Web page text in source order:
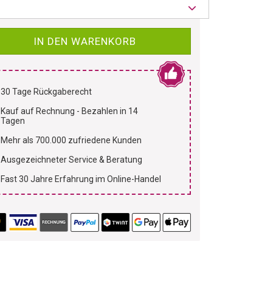
IN DEN WARENKORB
30 Tage Rückgaberecht
Kauf auf Rechnung - Bezahlen in 14
Tagen
Mehr als 700.000 zufriedene Kunden
Ausgezeichneter Service & Beratung
Fast 30 Jahre Erfahrung im Online-Handel